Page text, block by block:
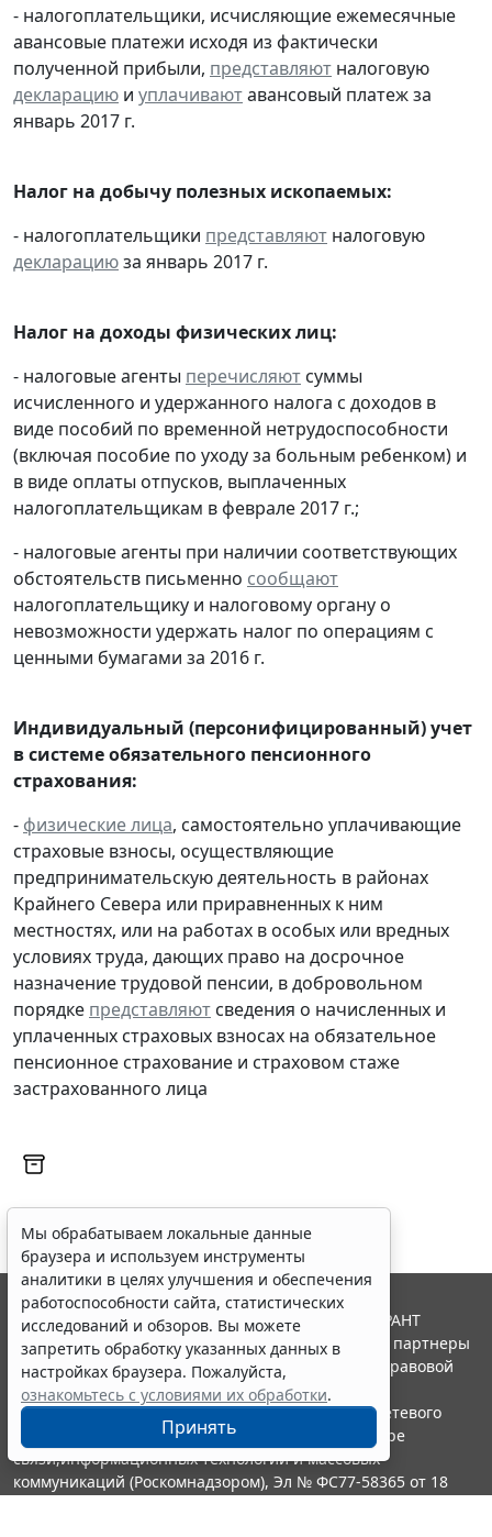
- налогоплательщики, исчисляющие ежемесячные
авансовые платежи исходя из фактически
полученной прибыли, представляют налоговую
декларацию и уплачиваютавансовый платеж за
январь 2017 г.
Налог на добычу полезных ископаемых:
- налогоплательщики представляют налоговую
декларациюза январь 2017 г.
Налог на доходы физических лиц:
- налоговые агенты перечисляют суммы
исчисленного и удержанного налога с доходов в
виде пособий по временной нетрудоспособности
(включая пособие по уходу за больным ребенком) и
в виде оплаты отпусков, выплаченных
налогоплательщикам в феврале 2017 г.;
- налоговые агенты при наличии соответствующих
обстоятельств письменно сообщают
налогоплательщику и налоговому органу о
невозможности удержать налог по операциям с
ценными бумагами за 2016 г.
Индивидуальный (персонифицированный) учет
в системе обязательного пенсионного
страхования:
- физические лица, самостоятельно уплачивающие
страховые взносы, осуществляющие
предпринимательскую деятельность в районах
Крайнего Севера или приравненных к ним
местностях, или на работах в особых или вредных
условиях труда, дающих право на досрочное
назначение трудовой пенсии, в добровольном
порядке представляют сведения о начисленных и
уплаченных страховых взносах на обязательное
пенсионное страхование и страховом стаже
застрахованного лица
Мы обрабатываем локальные данные
браузера и используем инструменты
аналитики в целях улучшения и обеспечения
работоспособности сайта, статистических
исследований и обзоров. Вы можете
запретить обработку указанных данных в
настройках браузера. Пожалуйста,
ознакомьтесь с условиями их обработки.
Принять
© ООО "НПП "ГАРАНТ-СЕРВИС", 2026. Система ГАРАНТ
выпускается с 1990 года. Компания "Гарант" и ее партнеры
являются участниками Российской ассоциации правовой
информации ГАРАНТ.
Портал ГАРАНТ.РУ зарегистрирован в качестве сетевого
издания Федеральной службой по надзору в сфере
связи,информационных технологий и массовых
коммуникаций (Роскомнадзором), Эл № ФС77-58365 от 18